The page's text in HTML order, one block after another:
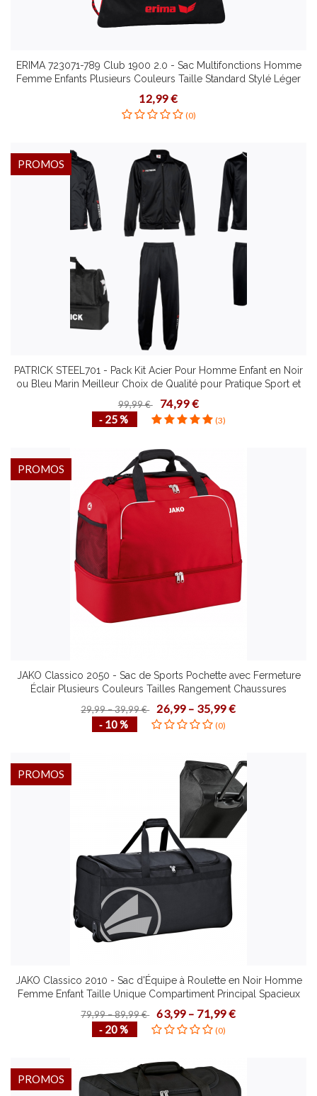
ERIMA 723071-789 Club 1900 2.0 - Sac Multifonctions Homme
Femme Enfants Plusieurs Couleurs Taille Standard Stylé Léger
Pratique Spacieux avec Cordon Serrage
12,99 €
(0)
PATRICK STEEL701 - Pack Kit Acier Pour Homme Enfant en Noir
ou Bleu Marin Meilleur Choix de Qualité pour Pratique Sport et
Football Plusieurs Tailles
99,99 € 74,99 €
‐ 25 % (3)
PROMOS
JAKO Classico 2050 - Sac de Sports Pochette avec Fermeture
Éclair Plusieurs Couleurs Tailles Rangement Chaussures
Bandoulière Amovible
29,99 – 39,99 € 26,99 – 35,99 €
‐ 10 % (0)
PROMOS
JAKO Classico 2010 - Sac d'Équipe à Roulette en Noir Homme
Femme Enfant Taille Unique Compartiment Principal Spacieux
Poignée Rembourrée
79,99 – 89,99 € 63,99 – 71,99 €
‐ 20 % (0)
PROMOS
PROMOS